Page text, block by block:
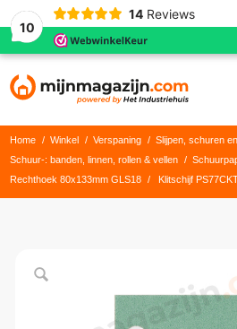
10
14 Reviews
Home / Winkel / Verspaning / Slijpen, schuren
Schuur-: banden, linnen, rollen & vellen
/
Rechthoek 80x133mm GLS18
/ Klitschijf